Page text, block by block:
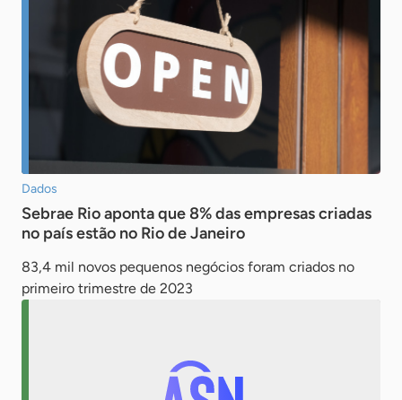
Dados
Sebrae Rio aponta que 8% das empresas criadas
no país estão no Rio de Janeiro
83,4 mil novos pequenos negócios foram criados no
primeiro trimestre de 2023